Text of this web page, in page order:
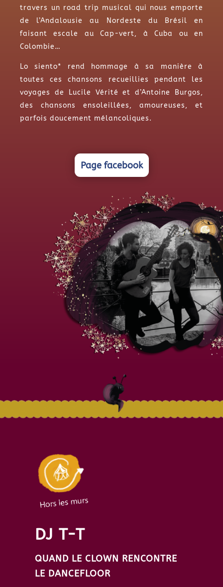
travers un road trip musical qui nous emporte
de l’Andalousie au Nordeste du Brésil en
faisant escale au Cap-vert, à Cuba ou en
Colombie…
Lo siento* rend hommage à sa manière à
toutes ces chansons recueillies pendant les
voyages de Lucile Vérité et d’Antoine Burgos,
des chansons ensoleillées, amoureuses, et
parfois doucement mélancoliques.
Page facebook
DJ T-T
QUAND LE CLOWN RENCONTRE
LE DANCEFLOOR